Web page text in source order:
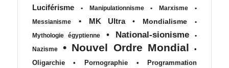
Luciférisme
• Manipulationnisme • Marxisme
•
Messianisme
• MK Ultra • Mondialisme
•
Mythologie égyptienne
• National-sionisme
•
Nazisme
• Nouvel Ordre Mondial
•
Oligarchie
• Pornographie •
Programmation